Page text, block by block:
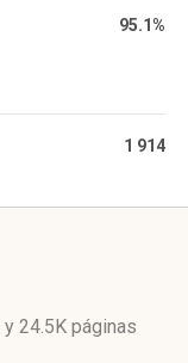
95.1%
1 914
y 24.5K páginas